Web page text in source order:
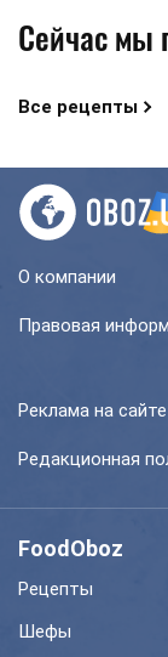
Сейчас мы
Все рецепты
О компании
Правовая
Реклама на сайте
Редакционная
FoodOboz
Рецепты
Шефы